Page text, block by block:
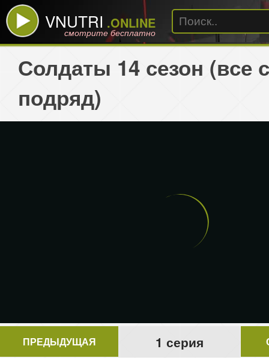
VNUTRI .ONLINE
смотрите бесплатно
Солдаты 14 сезон (все
подряд)
ПРЕДЫДУЩАЯ 1 серия